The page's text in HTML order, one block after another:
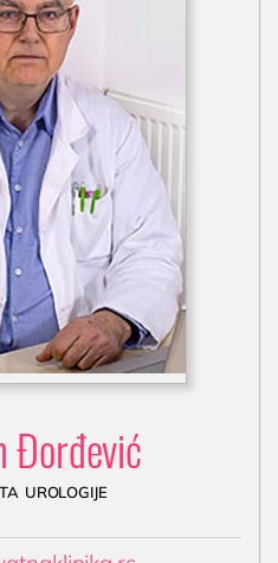
Đorđević
urologije